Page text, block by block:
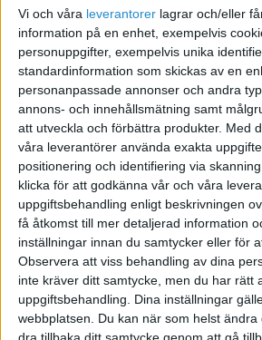
Vi och våra leverantorer lagrar och/eller
information på en enhet, exempelvis
personuppgifter, exempelvis unika
standardinformation som skickas av en
personanpassade annonser och andra
annons- och innehållsmätning samt
att utveckla och förbättra produkter. Med
våra leverantörer använda exakta
positionering och identifiering via
klicka för att godkänna vår och våra
uppgiftsbehandling enligt beskrivningen
få åtkomst till mer detaljerad information
inställningar innan du samtycker eller för
Observera att viss behandling av dina
inte kräver ditt samtycke, men du har rätt
uppgiftsbehandling. Dina inställningar
webbplatsen. Du kan när som helst
FORUMAKTIVITET
Direktpension - är det vettigt?
Tråd i Allmänt 1